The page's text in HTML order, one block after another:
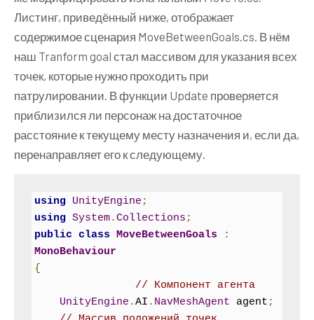
Листинг, приведённый ниже, отображает
содержимое сценария MoveBetweenGoals.cs. В нём
наш Tranform goal стал массивом для указания всех
точек, которые нужно проходить при
патрулировании. В функции Update проверяется
приблизился ли персонаж на достаточное
расстояние к текущему месту назначения и, если да,
перенаправляет его к следующему.
using UnityEngine ;
using System.Collections ;
public class MoveBetweenGoals
:
MonoBehaviour
{
// Компонент агента
UnityEngine .AI . NavMeshAgent agent ;